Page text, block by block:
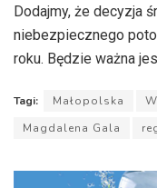
Dodajmy, że decyzja
niebezpiecznego
roku. Będzie ważna
Tagi: Małopolska
Magdalena Gala